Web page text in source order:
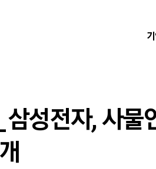
삼성전자, 사